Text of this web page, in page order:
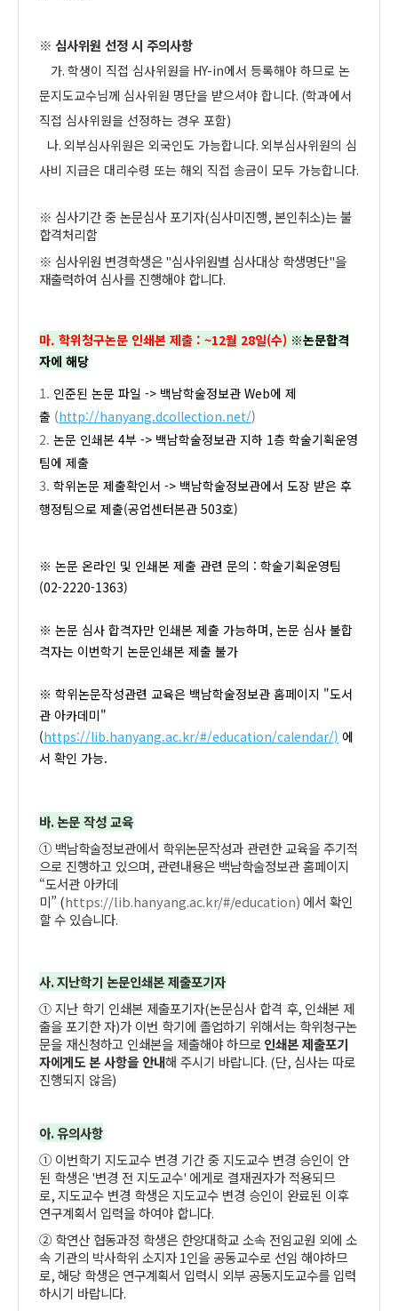
※ 심사위원 선정 시 주의사항
가.학생이 직접 심사위원을 HY-in에서 등록해야 하므로 논
문지도교수님께 심사위원 명단을 받으셔야 합니다. (학과에서
직접 심사위원을 선정하는 경우 포함)
나. 외부심사위원은 외국인도 가능합니다. 외부심사위원의 심
사비 지급은 대리수령 또는 해외 직접 송금이 모두 가능합니다.
※ 심사기간 중 논문심사 포기자(심사미진행,본인취소)는 불
합격처리함
※ 심사위원 변경학생은"심사위원별 심사대상 학생명단"을
재출력하여 심사를 진행해야 합니다.
마. 학위청구논문 인쇄본 제출 : ~12월 28일(수) ※논문합격
자에 해당
인준된 논문 파일 -> 백남학술정보관 Web에 제
출 (http://hanyang.dcollection.net/)
논문 인쇄본 4부 -> 백남학술정보관 지하 1층 학술기획운영
팀에 제출
학위논문 제출확인서 -> 백남학술정보관에서 도장 받은 후
행정팀으로 제출(공업센터본관 503호)
※ 논문 온라인 및 인쇄본 제출 관련 문의 : 학술기획운영팀
(02-2220-1363)
※ 논문 심사 합격자만 인쇄본 제출 가능하며, 논문 심사 불합
격자는 이번학기 논문인쇄본 제출 불가
※ 학위논문작성관련 교육은 백남학술정보관 홈페이지 "도서
관 아카데미"
(https://lib.hanyang.ac.kr/#/education/calendar/) 에
서 확인 가능.
바.논문 작성 교육
① 백남학술정보관에서 학위논문작성과 관련한 교육을 주기적
으로 진행하고 있으며, 관련내용은 백남학술정보관 홈페이지
“도서관 아카데
미” (https://lib.hanyang.ac.kr/#/education) 에서 확인
할 수 있습니다.
사.지난학기 논문인쇄본 제출포기자
① 지난 학기 인쇄본 제출포기자(논문심사 합격 후, 인쇄본 제
출을 포기한 자)가 이번 학기에 졸업하기 위해서는 학위청구논
문을 재신청하고 인쇄본을 제출해야 하므로인쇄본 제출포기
자에게도 본 사항을 안내해 주시기 바랍니다. (단, 심사는 따로
진행되지 않음)
아.유의사항
① 이번학기 지도교수 변경 기간 중 지도교수 변경 승인이 안
된 학생은'변경 전 지도교수' 에게로 결재권자가 적용되므
로,지도교수 변경 학생은 지도교수 변경 승인이 완료된 이후
연구계획서 입력을 하여야 합니다.
② 학연산 협동과정 학생은 한양대학교 소속 전임교원 외에 소
속 기관의 박사학위 소지자1인을 공동교수로 선임 해야하므
로,해당 학생은 연구계획서 입력시 외부 공동지도교수를 입력
하시기 바랍니다.